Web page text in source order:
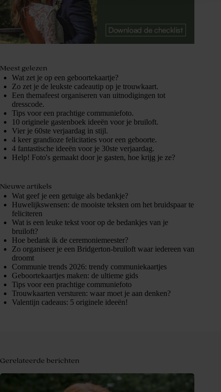
Meest gelezen
Wat zet je op een geboortekaartje?
Zo zet je de leukste cadeautip op je trouwkaart.
Een themafeest organiseren van uitnodigingen tot
dresscode.
Tips voor een prachtige communiefoto.
10 originele gastenboek ideeën voor je bruiloft.
Vier je 60ste verjaardag in stijl.
4 keer grandioze felicitaties voor een geboorte.
4 fantastische ideeën voor je 30ste verjaardag.
Help! Foto's gemaakt door je gasten, hoe krijg je ze?
Nieuwe artikels
Wat geef je een getuige als bedankje?
Huwelijkswensen: de mooiste teksten om het bruidspaar te
feliciteren
Wat is een leuke tekst voor op de bedankjes van je
bruiloft?
Hoe bedank ik de ceremoniemeester?
Zo organiseer je een Bridgerton-bruiloft waar iedereen van
droomt
Communie trends 2026: trendy communiekaartjes
Geboortekaartjes maken: de ultieme gids
Tips voor een prachtige communiefoto
Trouwkaarten versturen: waar moet je aan denken?
Valentijn cadeaus: 5 originele ideeën!
Gerelateerde berichten